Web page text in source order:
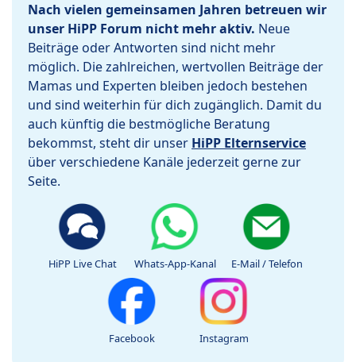
Nach vielen gemeinsamen Jahren betreuen wir
unser HiPP Forum nicht mehr aktiv. Neue
Beiträge oder Antworten sind nicht mehr
möglich. Die zahlreichen, wertvollen Beiträge der
Mamas und Experten bleiben jedoch bestehen
und sind weiterhin für dich zugänglich. Damit du
auch künftig die bestmögliche Beratung
bekommst, steht dir unser HiPP Elternservice
über verschiedene Kanäle jederzeit gerne zur
Seite.
HiPP Live Chat Whats-App-Kanal E-Mail / Telefon
Facebook Instagram